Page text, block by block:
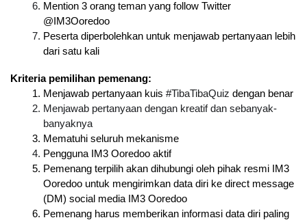
Mention 3 orang teman yang follow Twitter
@IM3Ooredoo
Peserta diperbolehkan untuk menjawab pertanyaan lebih
dari satu kali
Kriteria pemilihan pemenang:
Menjawab pertanyaan kuis #TibaTibaQuiz dengan benar
Menjawab pertanyaan dengan kreatif dan sebanyak-
banyaknya
Mematuhi seluruh mekanisme
Pengguna IM3 Ooredoo aktif
Pemenang terpilih akan dihubungi oleh pihak resmi IM3
Ooredoo untuk mengirimkan data diri ke direct message
(DM) social media IM3 Ooredoo
Pemenang harus memberikan informasi data diri paling